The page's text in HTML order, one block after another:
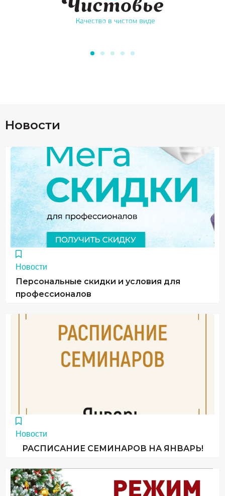
Новости
Новости
Персональные скидки и условия для
профессионалов
Новости
РАСПИСАНИЕ СЕМИНАРОВ НА ЯНВАРЬ!